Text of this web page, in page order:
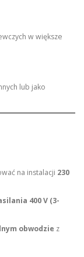
w większe
lub jako
na instalacji 230
400 V (3-
obwodzie z